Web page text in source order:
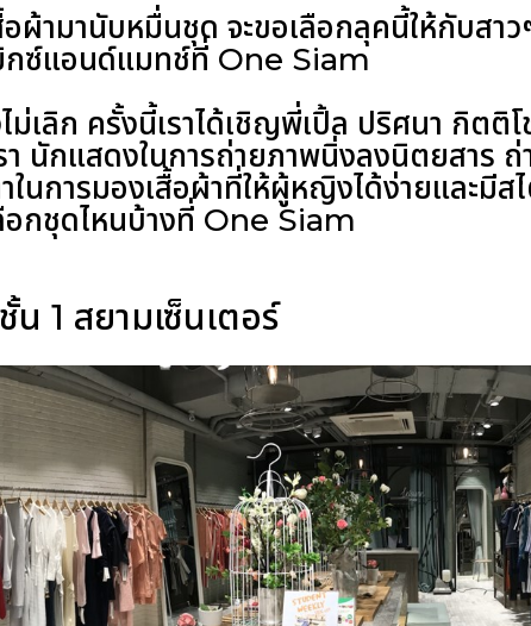
ผ้ามานับหมื่นชุด จะขอเลือกลุคนี้ให้กับสา
กซ์แอนด์แมทช์ที่ One Siam
เลิก ครั้งนี้เราได้เชิญพี่เปิ้ล ปริศนา กิตติ
า นักแสดงในการถ่ายภาพนิ่งลงนิตยสาร
ในการมองเสื้อผ้าที่ให้ผู้หญิงได้ง่ายและมี
ลือกชุดไหนบ้างที่ One Siam
1 สยามเซ็นเตอร์